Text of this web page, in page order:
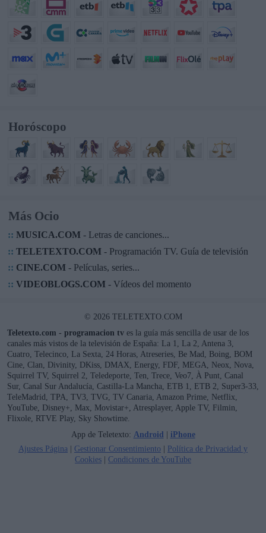
Horóscopo
Más Ocio
:: MUSICA.COM- Letras de canciones...
:: TELETEXTO.COM- Programación TV. Guía de televisión
:: CINE.COM- Películas, series...
:: VIDEOBLOGS.COM- Vídeos del momento
© 2026 TELETEXTO.COM
Teletexto.com - programacion tv es la guía más sencilla de usar de los
canales más vistos de la televisión de España: La 1, La 2, Antena 3,
Cuatro, Telecinco, La Sexta, 24 Horas, Atreseries, Be Mad, Boing, BOM
Cine, Clan, Divinity, DKiss, DMAX, Energy, FDF, MEGA, Neox, Nova,
Squirrel TV, Squirrel 2, Teledeporte, Ten, Trece, Veo7, À Punt, Canal
Sur, Canal Sur Andalucía, Castilla-La Mancha, ETB 1, ETB 2, Super3-33,
TeleMadrid, TPA, TV3, TVG, TV Canaria, Amazon Prime, Netflix,
YouTube, Disney+, Max, Movistar+, Atresplayer, Apple TV, Filmin,
Flixole, RTVE Play, Sky Showtime.
App de Teletexto: Android | iPhone
Ajustes Página | Gestionar Consentimiento | Política de Privacidad y
Cookies | Condiciones de YouTube